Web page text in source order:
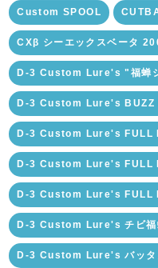
Custom SPOOL
CXβ シーエックスベータ
D-3 Custom Lure's "福蝉
D-3 Custom Lure's BUZZ
D-3 Custom Lure's FULL
D-3 Custom Lure's FULL
D-3 Custom Lure's FULL
D-3 Custom Lure's チビ福
D-3 Custom Lure's バッタ